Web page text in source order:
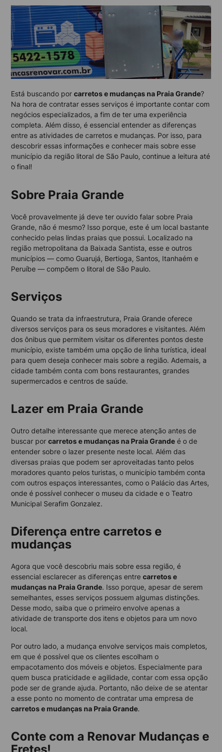
Está buscando porcarretos e mudanças na Praia Grande?
Na hora de contratar esses serviços é importante contar com
negócios especializados, a fim de ter uma experiência
completa. Além disso, é essencial entender as diferenças
entre as atividades de carretos e mudanças. Por isso, para
descobrir essas informações e conhecer mais sobre esse
município da região litoral de São Paulo, continue a leitura até
o final!
Sobre Praia Grande
Você provavelmente já deve ter ouvido falar sobre Praia
Grande, não é mesmo? Isso porque, este é um local bastante
conhecido pelas lindas praias que possui. Localizado na
região metropolitana da Baixada Santista, esse e outros
municípios — como Guarujá, Bertioga, Santos, Itanhaém e
Peruíbe — compõem o litoral de São Paulo.
Serviços
Quando se trata da infraestrutura, Praia Grande oferece
diversos serviços para os seus moradores e visitantes. Além
dos ônibus que permitem visitar os diferentes pontos deste
município, existe também uma opção de linha turística, ideal
para quem deseja conhecer mais sobre a região. Ademais, a
cidade também conta com bons restaurantes, grandes
supermercados e centros de saúde.
Lazer em Praia Grande
Outro detalhe interessante que merece atenção antes de
buscar porcarretos e mudanças na Praia Grande é o de
entender sobre o lazer presente neste local. Além das
diversas praias que podem ser aproveitadas tanto pelos
moradores quanto pelos turistas, o município também conta
com outros espaços interessantes, como o Palácio das Artes,
onde é possível conhecer o museu da cidade e o Teatro
Municipal Serafim Gonzalez.
Diferença entre carretos e
mudanças
Agora que você descobriu mais sobre essa região, é
essencial esclarecer as diferenças entrecarretos e
mudanças na Praia Grande. Isso porque, apesar de serem
semelhantes, esses serviços possuem algumas distinções.
Desse modo, saiba que o primeiro envolve apenas a
atividade de transporte dos itens e objetos para um novo
local.
Por outro lado, a mudança envolve serviços mais completos,
em que é possível que os clientes escolham o
empacotamento dos móveis e objetos. Especialmente para
quem busca praticidade e agilidade, contar com essa opção
pode ser de grande ajuda. Portanto, não deixe de se atentar
a esse ponto no momento de contratar uma empresa de
carretos e mudanças na Praia Grande.
Conte com a Renovar Mudanças e